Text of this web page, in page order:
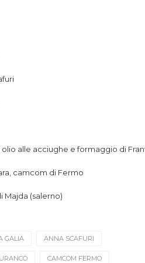
alle acciughe e formaggio di
camcom di Fermo
Majda (salerno)
GALIA ANNA SCAFURI
CAMCOM FERMO